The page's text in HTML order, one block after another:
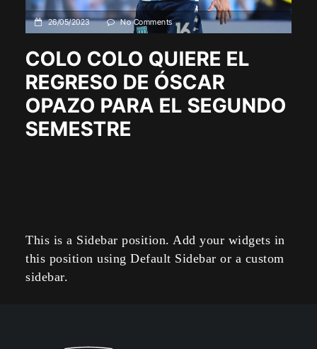
26/05/2023 No Comments
COLO COLO QUIERE EL
REGRESO DE ÓSCAR
OPAZO PARA EL SEGUNDO
SEMESTRE
This is a Sidebar position. Add your widgets in
this position using Default Sidebar or a custom
sidebar.